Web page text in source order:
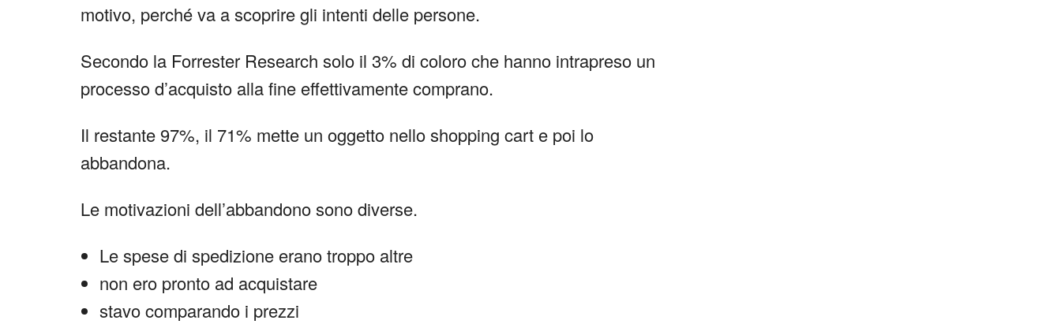
motivo, perché va a scoprire gli intenti delle persone.
Secondo la Forrester Research solo il 3% di coloro che hanno intrapreso un
processo d’acquisto alla fine effettivamente comprano.
Il restante 97%, il 71% mette un oggetto nello shopping cart e poi lo
abbandona.
Le motivazioni dell’abbandono sono diverse.
Le spese di spedizione erano troppo altre
non ero pronto ad acquistare
stavo comparando i prezzi